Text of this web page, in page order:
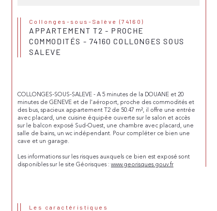
Collonges-sous-Salève (74160)
APPARTEMENT T2 - PROCHE
COMMODITÉS - 74160 COLLONGES SOUS
SALEVE
COLLONGES-SOUS-SALEVE - A 5 minutes de la DOUANE et 20
minutes de GENEVE et de l'aéroport, proche des commodités et
des bus, spacieux appartement T2 de 50.47 m², il offre une entrée
avec placard, une cuisine équipée ouverte sur le salon et accès
sur le balcon exposé Sud-Ouest, une chambre avec placard, une
salle de bains, un wc indépendant. Pour compléter ce bien une
cave et un garage.
Les informations sur les risques auxquels ce bien est exposé sont
disponibles sur le site Géorisques : www.georisques.gouv.fr
Les caractéristiques